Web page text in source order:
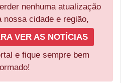
nenhuma atualização
nossa cidade e região,
VER AS NOTÍCIAS
e fique sempre bem